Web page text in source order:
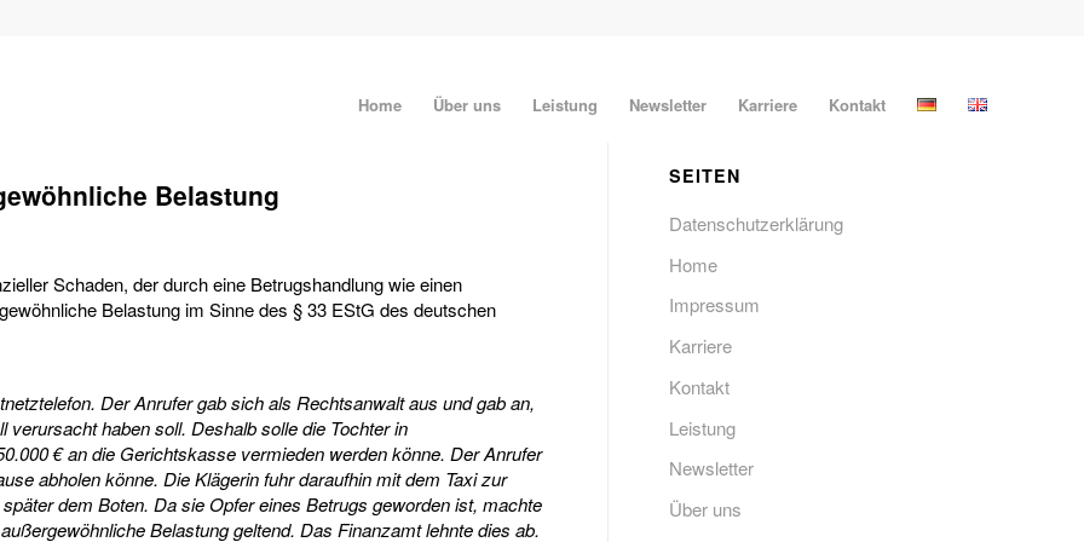
Home Über uns Leistung Newsletter Karriere Kontakt
Belastung
Schaden, der durch eine Betrugshandlung wie einen
Belastung im Sinne des § 33 EStG des deutschen
Der Anrufer gab sich als Rechtsanwalt aus und gab an,
verursacht haben soll. Deshalb solle die Tochter in
€ an die Gerichtskasse vermieden werden könne. Der Anrufer
abholen könne. Die Klägerin fuhr daraufhin mit dem Taxi zur
dem Boten. Da sie Opfer eines Betrugs geworden ist, machte
Belastung geltend. Das Finanzamt lehnte dies ab.
SEITEN
Datenschutzerklärung
Home
Impressum
Karriere
Kontakt
Leistung
Newsletter
Über uns